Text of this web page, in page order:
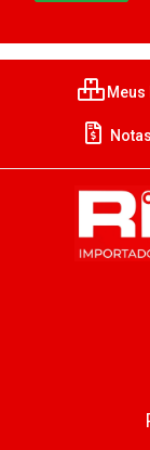
Meus